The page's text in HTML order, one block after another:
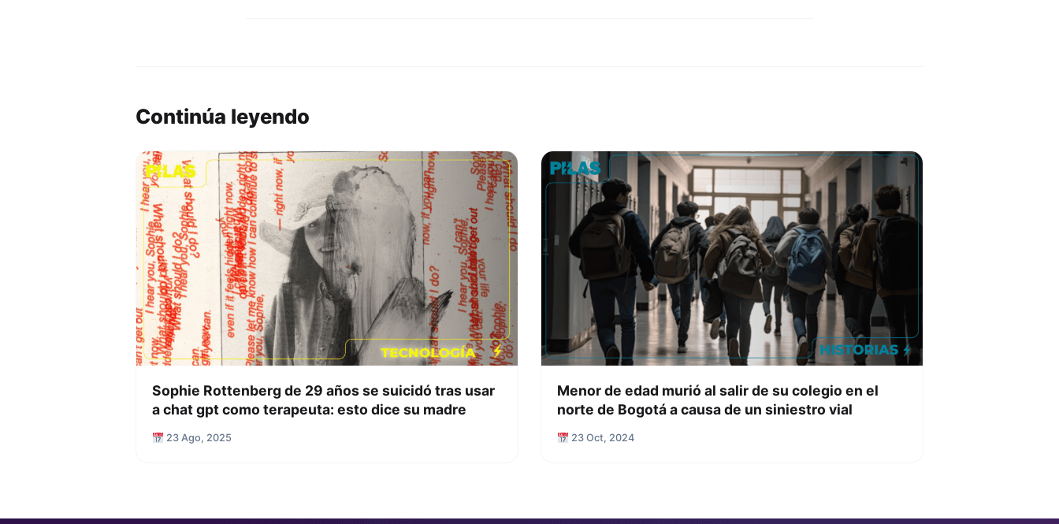
Continúa leyendo
Sophie Rottenberg de 29 años se suicidó tras usar
a chat gpt como terapeuta: esto dice su madre
23 Ago, 2025
Menor de edad murió al salir de su colegio en el
norte de Bogotá a causa de un siniestro vial
23 Oct, 2024